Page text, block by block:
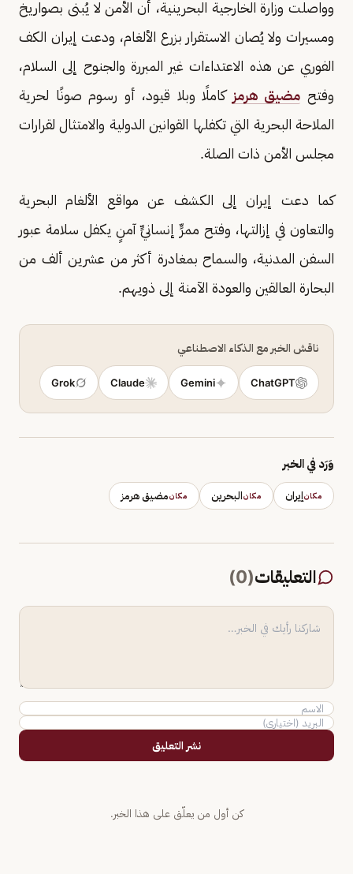
وواصلت وزارة الخارجية البحرينية، أن الأمن لا يُبنى بصواريخ
ومسيرات ولا يُصان الاستقرار بزرع الألغام، ودعت إيران الكف
الفوري عن هذه الاعتداءات غير المبررة والجنوح إلى السلام،
وفتح مضيق هرمز كاملًا وبلا قيود، أو رسوم صونًا لحرية
الملاحة البحرية التي تكفلها القوانين الدولية والامتثال لقرارات
مجلس الأمن ذات الصلة.
كما دعت إيران إلى الكشف عن مواقع الألغام البحرية
والتعاون في إزالتها، وفتح ممرٍّ إنسانيٍّ آمنٍ يكفل سلامة عبور
السفن المدنية، والسماح بمغادرة أكثر من عشرين ألف من
البحارة العالقين والعودة الآمنة إلى ذويهم.
ناقش الخبر مع الذكاء الاصطناعي
ChatGPT
Gemini
Claude
Grok
وَرَد في الخبر
مكانإيران مكانالبحرين مكانمضيق هرمز
التعليقات(
0
)
نشر التعليق
كن أول من يعلّق على هذا الخبر.